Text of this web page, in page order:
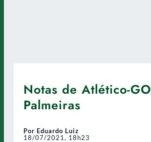
Notas de Atlético-
Palmeiras
Por Eduardo Luiz
18/07/2021, 18h23